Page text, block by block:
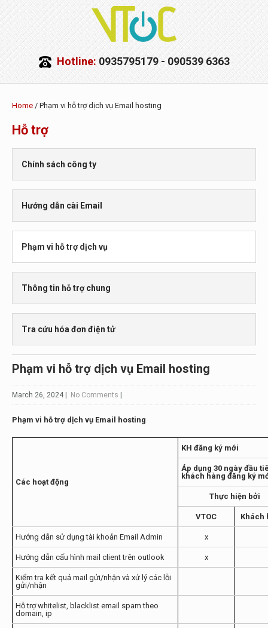
Hotline: 0935795179 - 090539 6363
Home / Phạm vi hỗ trợ dịch vụ Email hosting
Hỗ trợ
Chính sách công ty
Hướng dẫn cài Email
Hướng dẫn sử dụng trên webmail
Hướng dẫn cài đặt email trên Outlook 2007 – 2010
Hướng dẫn đăng nhập tài khoản Email Admin
Phạm vi hỗ trợ dịch vụ
Thông tin hỗ trợ chung
Kênh hỗ trợ
Các kênh hỗ trợ 24/7
Điều kiện và Điều khoản cung cấp dịch vụ
Tra cứu hóa đơn điện tử
Phạm vi hỗ trợ dịch vụ Email hosting
March 26, 2024 No Comments
Phạm vi hỗ trợ dịch vụ Email hosting
Các hoạt động
KH đăng ký mới
Áp dụng 30 ngày đầu
khách hàng đăng ký
Thực hiện bởi
VTOC Khách
Hướng dẫn sử dụng tài khoản Email Admin x
Hướng dẫn cấu hình mail client trên outlook x
Kiểm tra kết quả mail gửi/nhận và xử lý các lỗi
gửi/nhận
Hỗ trợ whitelist, blacklist email spam theo
domain, ip